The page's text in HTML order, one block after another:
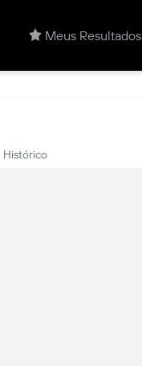
Meus Resultados
Histórico